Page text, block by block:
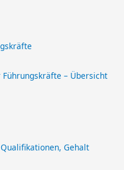
– Übersicht
Gehalt